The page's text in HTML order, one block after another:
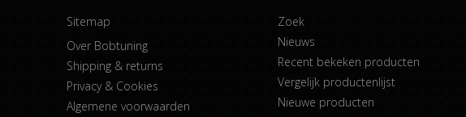
Sitemap
Over Bobtuning
Shipping & returns
Privacy & Cookies
Algemene voorwaarden
Zoek
Nieuws
Recent bekeken producten
Vergelijk productenlijst
Nieuwe producten